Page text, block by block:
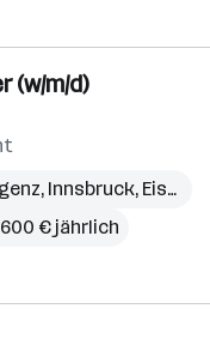
(w/m/d)
, Innsbruck, Eisenstadt
€ jährlich